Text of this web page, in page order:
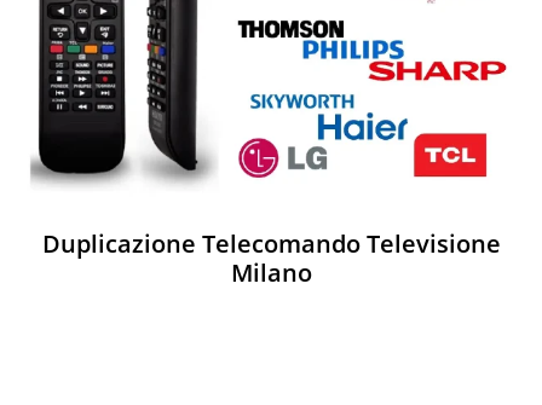
Duplicazione Telecomando Televisione
Milano